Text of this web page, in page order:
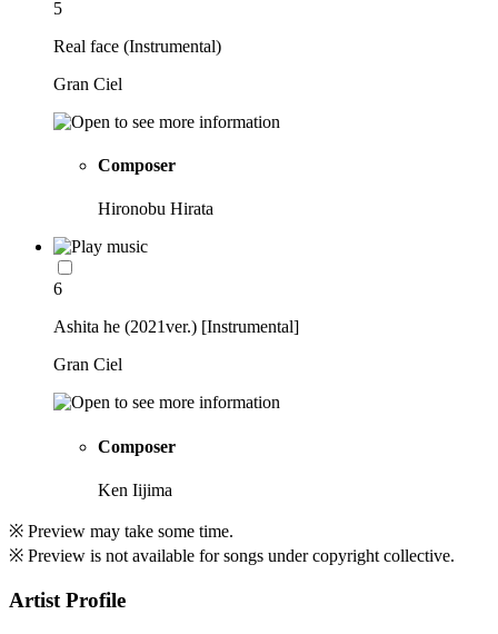
5
Real face (Instrumental)
Gran Ciel
Composer
Hironobu Hirata
6
Ashita he (2021ver.) [Instrumental]
Gran Ciel
Composer
Ken Iijima
※ Preview may take some time.
※ Preview is not available for songs under copyright collective.
Artist Profile